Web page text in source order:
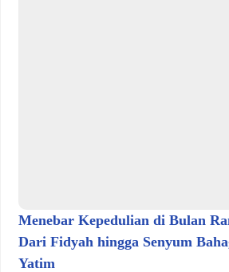
Menebar Kepedulian di Bulan
Dari Fidyah hingga Senyum
Yatim